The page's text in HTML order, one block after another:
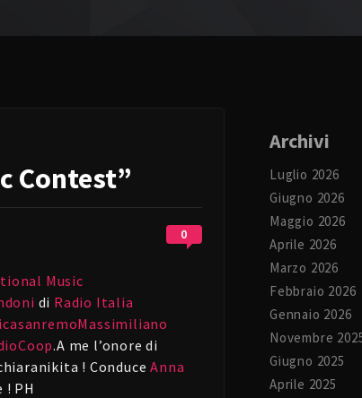
Contest”
0
Music
di Radio Italia
Massimiliano
.A me l’onore di
! ConduceAnna
! PH
Archivi
Luglio 2026
Giugno 2026
Maggio 2026
Aprile 2026
Marzo 2026
Febbraio 2026
Gennaio 2026
Novembre
Giugno 2025
Aprile 2025